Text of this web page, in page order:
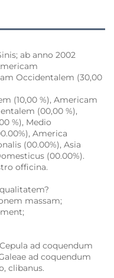
ab anno 2002
Occidentalem (30,00
(10,00 %), Americam
(00,00 %),
%), Medio
America
(00.00%), Asia
(00.00%).
officina.
massam;
Cepula ad coquendum
ad coquendum
clibanus.